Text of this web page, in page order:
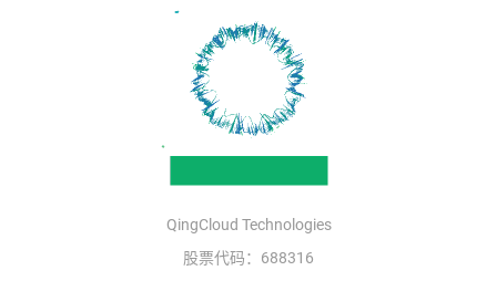
QingCloud Technologies
股票代码：688316